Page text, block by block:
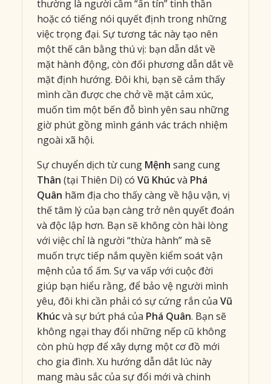
thường là người cầm “ấn tín” tinh thần
hoặc có tiếng nói quyết định trong những
việc trọng đại. Sự tương tác này tạo nên
một thế cân bằng thú vị: bạn dẫn dắt về
mặt hành động, còn đối phương dẫn dắt về
mặt định hướng. Đôi khi, bạn sẽ cảm thấy
mình cần được che chở về mặt cảm xúc,
muốn tìm một bến đỗ bình yên sau những
giờ phút gồng mình gánh vác trách nhiệm
ngoài xã hội.
Sự chuyển dịch từ cung Mệnh sang cung
Thân (tại Thiên Di) có Vũ Khúcvà Phá
Quân hãm địa cho thấy càng về hậu vận, vị
thế tâm lý của bạn càng trở nên quyết đoán
và độc lập hơn. Bạn sẽ không còn hài lòng
với việc chỉ là người “thừa hành” mà sẽ
muốn trực tiếp nắm quyền kiểm soát vận
mệnh của tổ ấm. Sự va vấp với cuộc đời
giúp bạn hiểu rằng, để bảo vệ người mình
yêu, đôi khi cần phải có sự cứng rắn của Vũ
Khúcvà sự bứt phá của Phá Quân. Bạn sẽ
không ngại thay đổi những nếp cũ không
còn phù hợp để xây dựng một cơ đồ mới
cho gia đình. Xu hướng dẫn dắt lúc này
mang màu sắc của sự đổi mới và chinh